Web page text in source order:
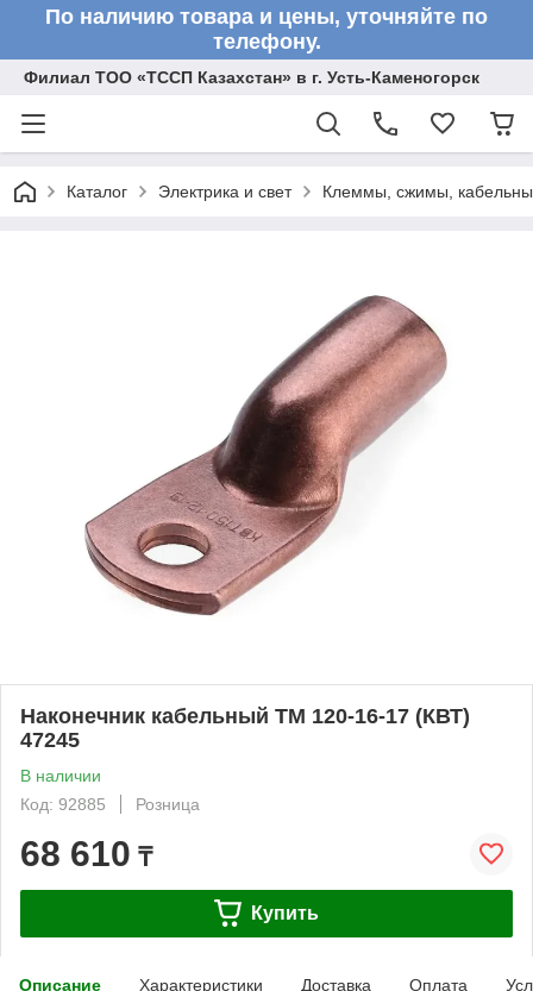
По наличию товара и цены, уточняйте по
телефону.
Филиал ТОО «ТССП Казахстан» в г. Усть-Каменогорск
Каталог Электрика и свет Клеммы, сжимы,
Наконечник кабельный ТМ 120-16-17 (КВТ)
47245
В наличии
Код: 92885
Розница
68 610 ₸
Купить
Описание Характеристики Доставка Оплата